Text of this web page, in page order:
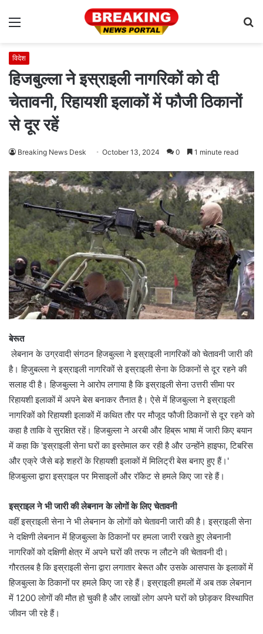
Menu
विदेश
हिजबुल्ला ने इस्राइली नागरिकों को दी
चेतावनी, रिहायशी इलाकों में फौजी ठिकानों
से दूर रहें
Breaking News Desk October 13, 2024 0 1 minute read
बेरूत
लेबनान के उग्रवादी संगठन हिजबुल्ला ने इस्राइली नागरिकों को चेतावनी जारी की
है। हिजुबल्ला ने इस्राइली नागरिकों से इस्राइली सेना के ठिकानों से दूर रहने की
सलाह दी है। हिजबुल्ला ने आरोप लगाया है कि इस्राइली सेना उत्तरी सीमा पर
रिहायशी इलाकों में अपने बेस बनाकर तैनात है। ऐसे में हिजबुल्ला ने इस्राइली
नागरिकों को रिहायशी इलाकों में कथित तौर पर मौजूद फौजी ठिकानों से दूर रहने को
कहा है ताकि वे सुरक्षित रहें। हिजबुल्ला ने अरबी और हिब्रू भाषा में जारी किए बयान
में कहा कि 'इस्राइली सेना घरों का इस्तेमाल कर रही है और उन्होंने हाइफा, टिबरिस
और एक्रे जैसे बड़े शहरों के रिहायशी इलाकों में मिलिट्री बेस बनाए हुए हैं।'
हिजबुल्ला द्वारा इस्राइल पर मिसाइलों और रॉकेट से हमले किए जा रहे हैं।
इस्राइल ने भी जारी की लेबनान के लोगों के लिए चेतावनी
वहीं इस्राइली सेना ने भी लेबनान के लोगों को चेतावनी जारी की है। इस्राइली सेना
ने दक्षिणी लेबनान में हिजबुल्ला के ठिकानों पर हमला जारी रखते हुए लेबनानी
नागरिकों को दक्षिणी क्षेत्र में अपने घरों की तरफ न लौटने की चेतावनी दी।
गौरतलब है कि इस्राइली सेना द्वारा लगातार बेरूत और उसके आसपास के इलाकों में
हिजबुल्ला के ठिकानों पर हमले किए जा रहे हैं। इस्राइली हमलों में अब तक लेबनान
में 1200 लोगों की मौत हो चुकी है और लाखों लोग अपने घरों को छोड़कर विस्थापित
जीवन जी रहे हैं।